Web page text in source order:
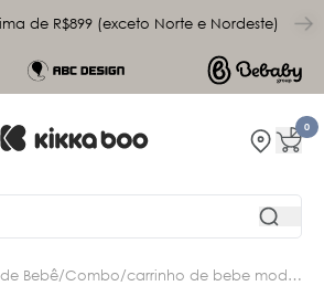
de R$899 (exceto Norte e Nordeste)
0
Bebê/Combo/ carrinho de bebe modena 4 em 1